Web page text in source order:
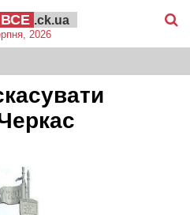
ВСЕ .ck.ua
2026